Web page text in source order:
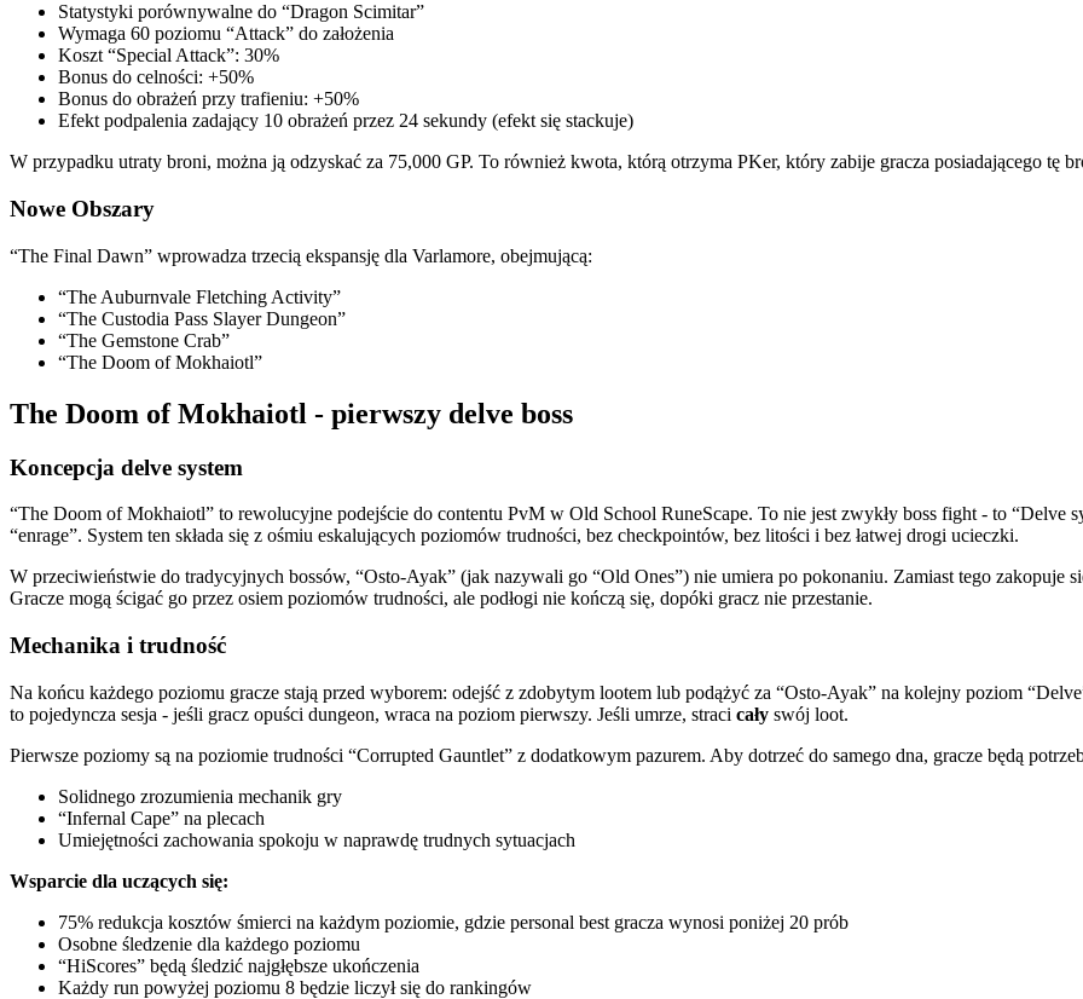
Statystyki porównywalne do “Dragon Scimitar”
Wymaga 60 poziomu “Attack” do założenia
Koszt “Special Attack”: 30%
Bonus do celności: +50%
Bonus do obrażeń przy trafieniu: +50%
Efekt podpalenia zadający 10 obrażeń przez 24 sekundy (efekt się stackuje)
W przypadku utraty broni, można ją odzyskać za 75,000 GP. To również kwota, którą otrzyma PKer, który zabije gracza posiadającego tę
Nowe Obszary
“The Final Dawn” wprowadza trzecią ekspansję dla Varlamore, obejmującą:
“The Auburnvale Fletching Activity”
“The Custodia Pass Slayer Dungeon”
“The Gemstone Crab”
“The Doom of Mokhaiotl”
The Doom of Mokhaiotl - pierwszy delve boss
Koncepcja delve system
“The Doom of Mokhaiotl” to rewolucyjne podejście do contentu PvM w Old School RuneScape. To nie jest zwykły boss fight - to “Delve
“enrage”. System ten składa się z ośmiu eskalujących poziomów trudności, bez checkpointów, bez litości i bez łatwej drogi ucieczki.
W przeciwieństwie do tradycyjnych bossów, “Osto-Ayak” (jak nazywali go “Old Ones”) nie umiera po pokonaniu. Zamiast tego zakopuje
Gracze mogą ścigać go przez osiem poziomów trudności, ale podłogi nie kończą się, dopóki gracz nie przestanie.
Mechanika i trudność
Na końcu każdego poziomu gracze stają przed wyborem: odejść z zdobytym lootem lub podążyć za “Osto-Ayak” na kolejny poziom
to pojedyncza sesja - jeśli gracz opuści dungeon, wraca na poziom pierwszy. Jeśli umrze, straci cały swój loot.
Pierwsze poziomy są na poziomie trudności “Corrupted Gauntlet” z dodatkowym pazurem. Aby dotrzeć do samego dna, gracze będą
Solidnego zrozumienia mechanik gry
“Infernal Cape” na plecach
Umiejętności zachowania spokoju w naprawdę trudnych sytuacjach
Wsparcie dla uczących się:
75% redukcja kosztów śmierci na każdym poziomie, gdzie personal best gracza wynosi poniżej 20 prób
Osobne śledzenie dla każdego poziomu
“HiScores” będą śledzić najgłębsze ukończenia
Każdy run powyżej poziomu 8 będzie liczył się do rankingów